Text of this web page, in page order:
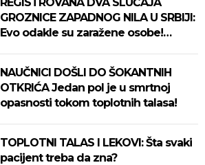
GROZNICE ZAPADNOG NILA U SRBIJI:
Evo odakle su zaražene osobe!
NAUČNICI DOŠLI DO ŠOKANTNIH
OTKRIĆA Jedan pol je u smrtnoj
opasnosti tokom toplotnih talasa!
TOPLOTNI TALAS I LEKOVI: Šta svaki
pacijent treba da zna?